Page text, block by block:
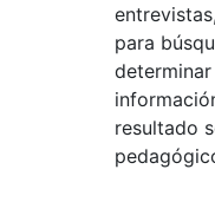
para
resultado